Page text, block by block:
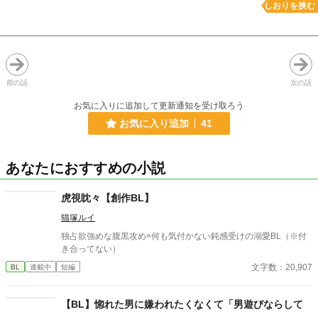
しおりを挟む
前の話 次の話
お気に入りに追加して更新通知を受け取ろう
お気に入り追加 41
あなたにおすすめの小説
虎視眈々【創作BL】
猫塚ルイ
独占欲強めな腹黒攻め×何も気付かない鈍感受けの溺愛BL（※付
き合ってない）
BL 連載中 短編 文字数：20,907
【BL】惚れた男に嫌われたくなくて「男遊びならして